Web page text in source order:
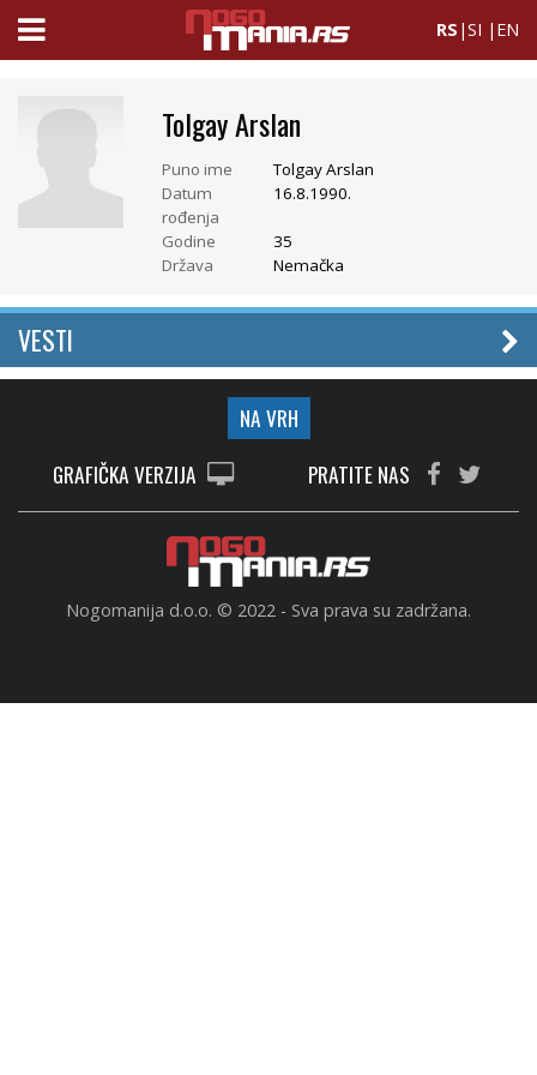
RS |SI | EN
Tolgay Arslan
Puno ime
Tolgay Arslan
Datum
rođenja
16.8.1990.
Godine
35
Država
Nemačka
VESTI
NA VRH
GRAFIČKA VERZIJA
PRATITE NAS
Nogomanija d.o.o. © 2022 - Sva prava su zadržana.